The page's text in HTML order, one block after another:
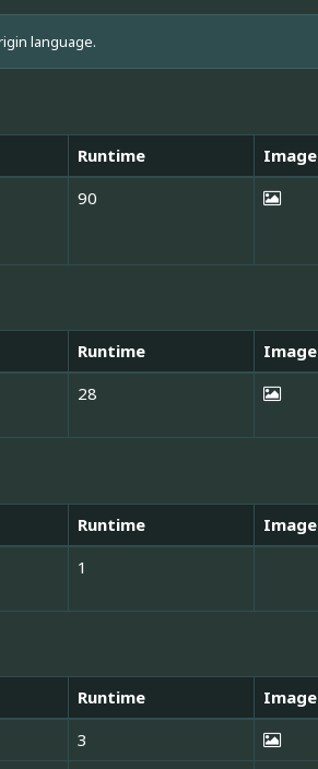
language.
Runtime
Image
90
Runtime
Image
28
Runtime
Image
1
Runtime
Image
3